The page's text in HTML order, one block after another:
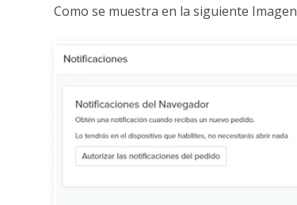
Como se muestra en la siguiente Imagen